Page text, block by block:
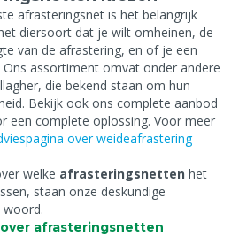
afrasteringsnet is het belangrijk
diersoort dat je wilt omheinen, de
van de afrastering, en of je een
assortiment omvat onder andere
die bekend staan om hun
Bekijk ook ons complete aanbod
een complete oplossing. Voor meer
over weideafrastering
welke afrasteringsnetten het
staan onze deskundige
afrasteringsnetten